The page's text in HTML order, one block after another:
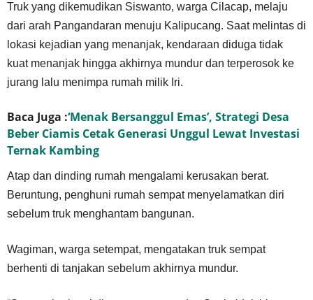
Truk yang dikemudikan Siswanto, warga Cilacap, melaju
dari arah Pangandaran menuju Kalipucang. Saat melintas di
lokasi kejadian yang menanjak, kendaraan diduga tidak
kuat menanjak hingga akhirnya mundur dan terperosok ke
jurang lalu menimpa rumah milik Iri.
Baca Juga :‘Menak Bersanggul Emas’, Strategi Desa
Beber Ciamis Cetak Generasi Unggul Lewat Investasi
Ternak Kambing
Atap dan dinding rumah mengalami kerusakan berat.
Beruntung, penghuni rumah sempat menyelamatkan diri
sebelum truk menghantam bangunan.
Wagiman, warga setempat, mengatakan truk sempat
berhenti di tanjakan sebelum akhirnya mundur.